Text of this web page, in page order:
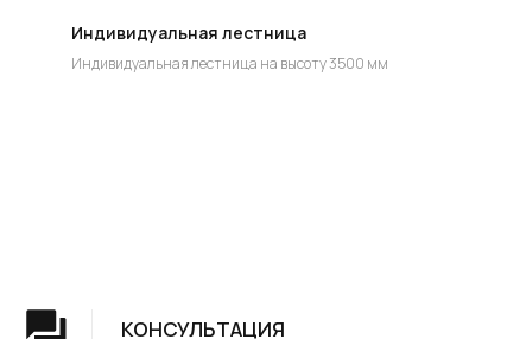
Индивидуальная лестница
Индивидуальная лестница на высоту 3500 мм
Мебель